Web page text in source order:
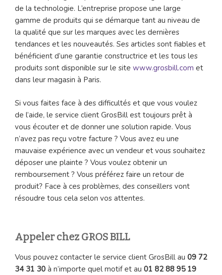
de la technologie. L’entreprise propose une large
gamme de produits qui se démarque tant au niveau de
la qualité que sur les marques avec les dernières
tendances et les nouveautés. Ses articles sont fiables et
bénéficient d’une garantie constructrice et les tous les
produits sont disponible sur le site www.grosbill.com et
dans leur magasin à Paris.
Si vous faites face à des difficultés et que vous voulez
de l’aide, le service client GrosBill est toujours prêt à
vous écouter et de donner une solution rapide. Vous
n’avez pas reçu votre facture ? Vous avez eu une
mauvaise expérience avec un vendeur et vous souhaitez
déposer une plainte ? Vous voulez obtenir un
remboursement ? Vous préférez faire un retour de
produit? Face à ces problèmes, des conseillers vont
résoudre tous cela selon vos attentes.
Appeler chez GROS BILL
Vous pouvez contacter le service client GrosBill au 09 72
34 31 30 à n’importe quel motif et au 01 82 88 95 19